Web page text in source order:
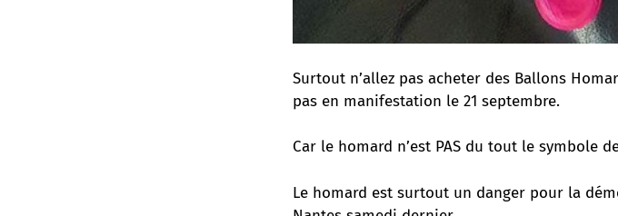
Surtout n’allez pas acheter des Ballons
pas en manifestation le 21 septembre.
Car le homard n’est PAS du tout le symbole
Le homard est surtout un danger pour la